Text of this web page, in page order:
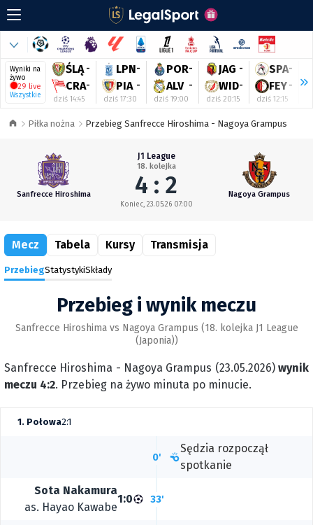
Wyniki na
żywo
29 live
Wszystkie
ŚLĄ -
CRA-
dziś 14:45
LPN-
PIA -
dziś 17:30
POR-
ALV -
dziś 19:00
JAG -
WID-
dziś 20:15
SPA-
FEY-
dziś 12:15
Piłka nożna Przebieg Sanfrecce Hiroshima - Nagoya Grampus
Sanfrecce Hiroshima
J1 League
18. kolejka
4 : 2
Koniec, 23.05.26 07:00
Nagoya Grampus
Mecz Tabela Kursy Transmisja
PrzebiegStatystykiSkłady
Przebieg i wynik meczu
Sanfrecce Hiroshima vs Nagoya Grampus (18. kolejka J1 League
(Japonia))
Sanfrecce Hiroshima - Nagoya Grampus (23.05.2026) wynik
meczu 4:2. Przebieg na żywo minuta po minucie.
1. Połowa2:1
0'
Sędzia rozpoczął
spotkanie
1:0
Sota Nakamura
as. Hayao Kawabe
33'